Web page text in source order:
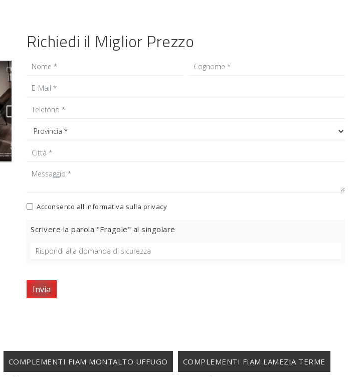
Richiedi il Miglior Prezzo
Acconsento all'informativa sulla privacy
Scrivere la parola "Fragole" al singolare
Invia
COMPLEMENTI FIAM MONTALTO UFFUGO COMPLEMENTI FIAM LAMEZIA TERME